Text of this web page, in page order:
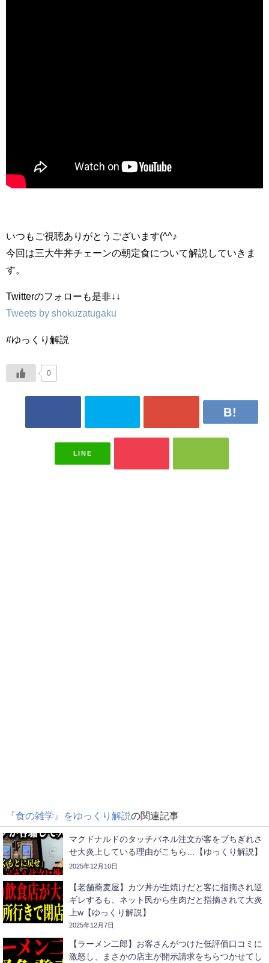
いつもご視聴ありがとうございます(^^♪
今回は三大牛丼チェーンの朝定食について解説していきま
す。
Twitterのフォローも是非↓↓
Tweets by shokuzatugaku
#ゆっくり解説
0
LINE
『食の雑学』をゆっくり解説の関連記事
マクドナルドのタッチパネル注文が客をブちぎれさ
せ大炎上している理由がこちら…【ゆっくり解説】
2025年12月10日
【老舗蕎麦屋】カツ丼が生焼けだと客に指摘され逆
ギレするも、ネット民から生肉だと指摘されて大炎
上w【ゆっくり解説】
2025年12月7日
【ラーメン二郎】お客さんがつけた低評価口コミに
激怒し、まさかの店主が開示請求をちらつかせてし